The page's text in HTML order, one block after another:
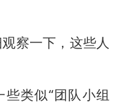
察一下，这些人
些类似“团队小组